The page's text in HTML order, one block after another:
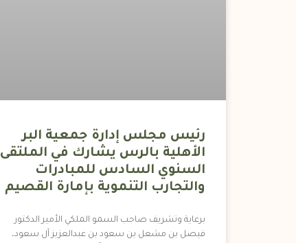
رئيس مجلس إدارة جمعية البر
الأهلية بالرس يشارك في الملتقى
السنوي السادس للمبادرات
والتجارب التنموية بإمارة القصيم
برعاية وتشريف صاحب السمو الملكي الأمير الدكتور
فيصل بن مشعل بن سعود بن عبدالعزيز آل سعود،